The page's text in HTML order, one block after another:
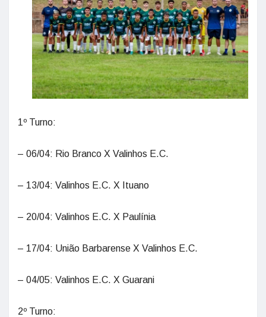
1º Turno:
– 06/04: Rio Branco X Valinhos E.C.
– 13/04: Valinhos E.C. X Ituano
– 20/04: Valinhos E.C. X Paulínia
– 17/04: União Barbarense X Valinhos E.C.
– 04/05: Valinhos E.C. X Guarani
2º Turno: